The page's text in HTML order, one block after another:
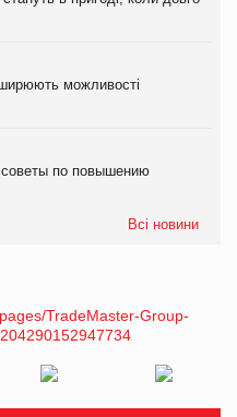
можливості
по повышению
Всі новини